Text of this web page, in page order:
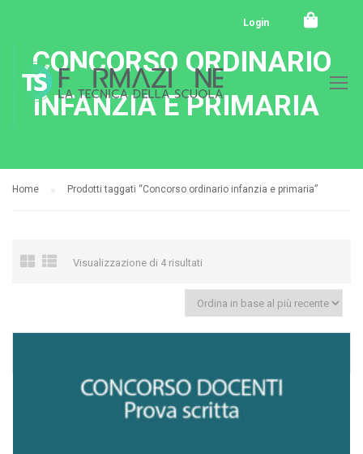
Login
CONCORSO ORDINARIO
INFANZIA E PRIMARIA
Home Prodotti taggati “Concorso ordinario infanzia e primaria”
Visualizzazione di 4 risultati